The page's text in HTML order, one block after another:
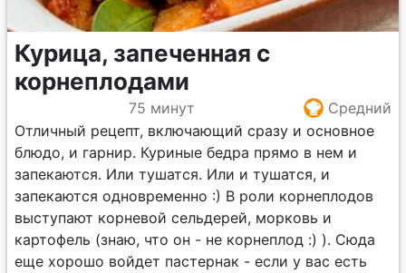
Курица, запеченная с
корнеплодами
75 минут
Средний
Отличный рецепт, включающий сразу и основное
блюдо, и гарнир. Куриные бедра прямо в нем и
запекаются. Или тушатся. Или и тушатся, и
запекаются одновременно :) В роли корнеплодов
выступают корневой сельдерей, морковь и
картофель (знаю, что он - не корнеплод :) ). Сюда
еще хорошо войдет пастернак - если у вас есть